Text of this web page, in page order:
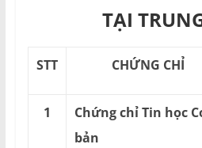
TẠI
STT CHỨNG CHỈ
1
Chứng chỉ Tin học
bản